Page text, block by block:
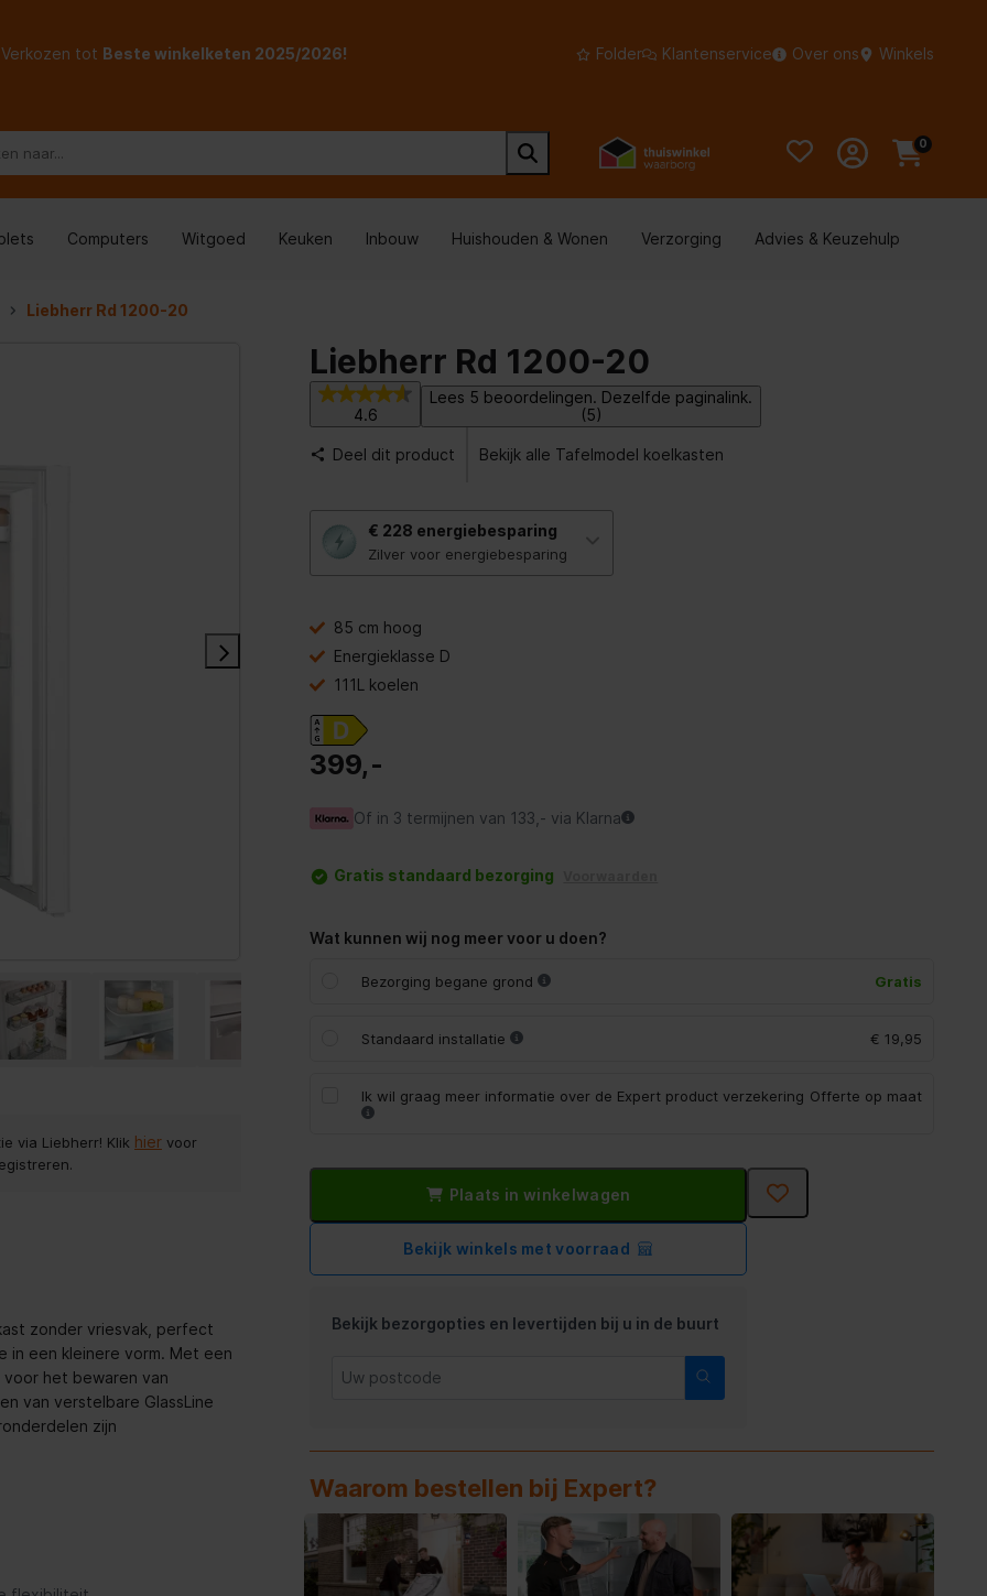
Verkozen tot Beste winkelketen 2025/2026! Folder Klantenservice Over ons Winkels
0
Computers Witgoed Keuken Inbouw Huishouden & Wonen Verzorging Advies & Keuzehulp
Liebherr Rd 1200-20
via Liebherr! Klik hier voor
zonder vriesvak, perfect
in een kleinere vorm. Met een
het bewaren van
van verstelbare GlassLine
zijn
Liebherr Rd 1200-20
4.6
Lees 5 beoordelingen. Dezelfde paginalink.
(5)
Deel dit product Bekijk alle Tafelmodel koelkasten
€ 228 energiebesparing
Zilver voor energiebesparing
deze
knop
opent
voor
energiebesparing.
85 cm hoog
Energieklasse D
111L koelen
399,-
Of in 3 termijnen van 133,- via Klarna
Gratis standaard bezorging
Wat kunnen wij nog meer voor u doen?
Bezorging begane grond Gratis
Standaard installatie € 19,95
Ik wil graag meer informatie over de Expert product verzekering Offerte op maat
Plaats in winkelwagen
Bekijk winkels met voorraad
Bekijk bezorgopties en levertijden bij u in de buurt
Waarom bestellen bij Expert?